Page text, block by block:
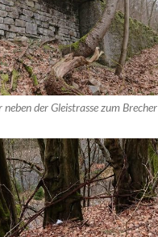
der Gleistrasse zum Brecher